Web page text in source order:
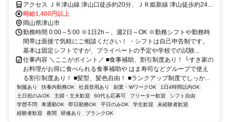
アクセス ＪＲ津山線 津山口徒歩約20分、ＪＲ姫新線 津山徒歩約24
分、ＪＲ津山線 津山徒歩約24分 津山口駅徒歩20分
時給1,400円以上
岡山県津山市
勤務時間 0:00～5:00 ※1日2h～、週2日～OK ※勤務シフトや勤務時
間帯は面接で気軽にご相談ください！ ・シフトは自己申告制です。
基本は固定シフトですが、プライベートの予定や学校での試験...
仕事内容 ＼ここがポイント／ ■食事補助、割引制度あり！ └すき家の
お料理がお得に食べられる食事補助や はま寿司などグループで使え
る割引制度あり！ ■髪型、髪色自由！ ■ランクアップ制度でしっか...
制服あり 扶養内勤務OK 社員登用あり 副業・WワークOK
1日4時間以内OK
土日祝のみOK
主婦・主夫歓迎 60代も応募可 フリーター歓迎
シフト自由
学歴不問
車通勤OK 即日勤務OK 平日のみOK 学生歓迎
未経験者歓迎
経験者歓迎
夜間 研修あり ブランクOK